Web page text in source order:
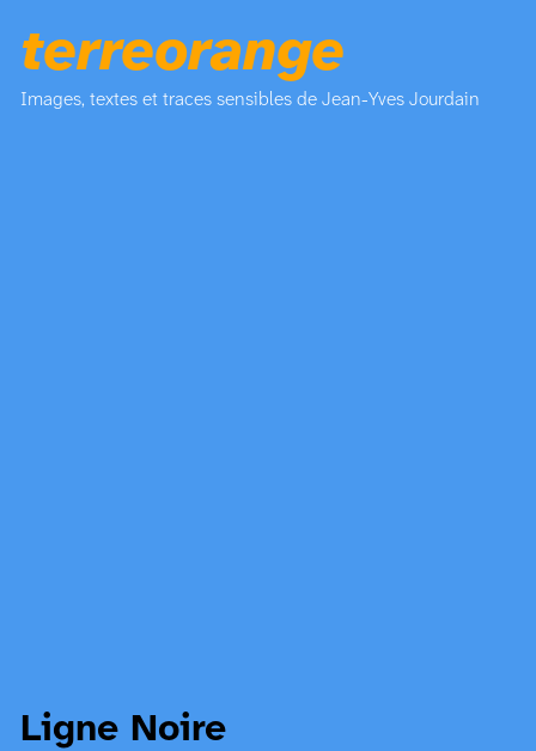
terreorange
Images, textes et traces sensibles de Jean-Yves Jourdain
Ligne Noire